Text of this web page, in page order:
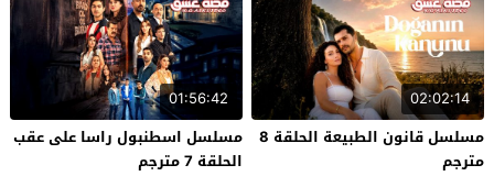
02:02:14
مسلسل قانون الطبيعة الحلقة 8
مترجم
01:56:42
مسلسل اسطنبول راسا على عقب
الحلقة 7 مترجم